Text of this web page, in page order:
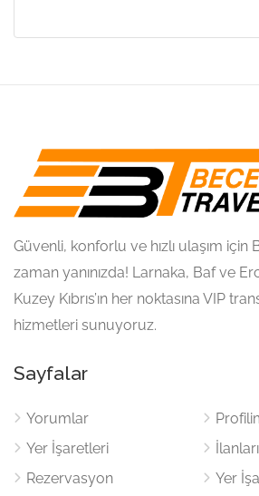
Güvenli, konforlu ve hızlı ulaşım
zaman yanınızda! Larnaka, Baf ve
Kuzey Kıbrıs’ın her noktasına VIP
hizmetleri sunuyoruz.
Sayfalar
Yorumlar
Yer İşaretleri
Rezervasyon
Yer